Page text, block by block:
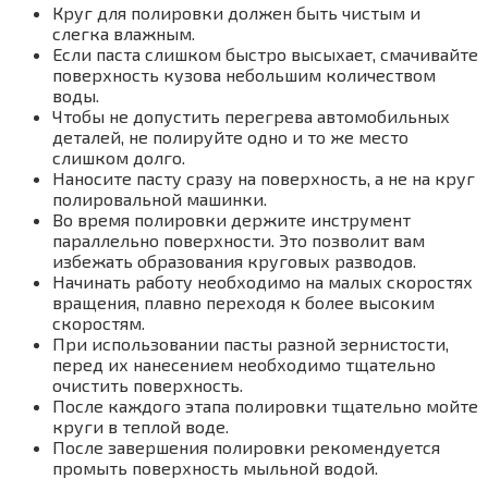
Круг для полировки должен быть чистым и
слегка влажным.
Если паста слишком быстро высыхает, смачивайте
поверхность кузова небольшим количеством
воды.
Чтобы не допустить перегрева автомобильных
деталей, не полируйте одно и то же место
слишком долго.
Наносите пасту сразу на поверхность, а не на круг
полировальной машинки.
Во время полировки держите инструмент
параллельно поверхности. Это позволит вам
избежать образования круговых разводов.
Начинать работу необходимо на малых скоростях
вращения, плавно переходя к более высоким
скоростям.
При использовании пасты разной зернистости,
перед их нанесением необходимо тщательно
очистить поверхность.
После каждого этапа полировки тщательно мойте
круги в теплой воде.
После завершения полировки рекомендуется
промыть поверхность мыльной водой.